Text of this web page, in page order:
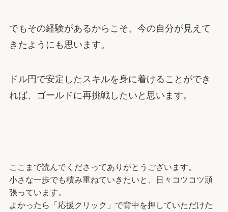
でもその経験があるからこそ、今の自分が見えて
きたようにも思います。
ドル円で安定したスキルを身に着けることができ
れば、ゴールドに再挑戦したいと思います。
ここまで読んでくださってありがとうございます。
小さな一歩でも積み重ねていきたいと、日々コツコツ頑
張っています。
よかったら「応援クリック」で背中を押していただけた